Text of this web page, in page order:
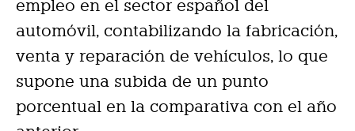
empleo en el sector español del
automóvil, contabilizando la fabricación,
venta y reparación de vehículos, lo que
supone una subida de un punto
porcentual en la comparativa con el año